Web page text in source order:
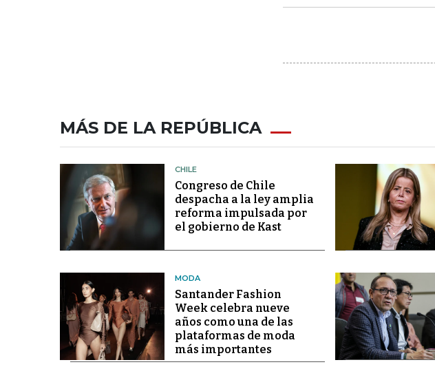
MÁS DE LA REPÚBLICA
CHILE
Congreso de Chile
despacha a la ley amplia
reforma impulsada por
el gobierno de Kast
MODA
Santander Fashion
Week celebra nueve
años como una de las
plataformas de moda
más importantes